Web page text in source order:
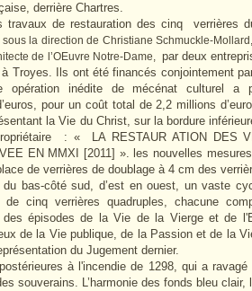
derrière Chartres.
de restauration des cinq verrières
sous la direction de Christiane Schmuckle-
de l’OEuvre Notre-Dame, par deux
Troyes. Ils ont été financés conjointement
opération inédite de mécénat culturel a
pour un coût total de 2,2 millions
la Vie du Christ, sur la bordure
: « LA RESTAUR ATION DES
EN MMXI [2011] ». les nouvelles
de verrières de doublage à 4 cm des
bas-côté sud, d’est en ouest, un vaste
cinq verrières quadruples, chacune
épisodes de la Vie de la Vierge et de
de la Vie publique, de la Passion et de la
du Jugement dernier.
à l'incendie de 1298, qui a
souverains. L’harmonie des fonds bleu